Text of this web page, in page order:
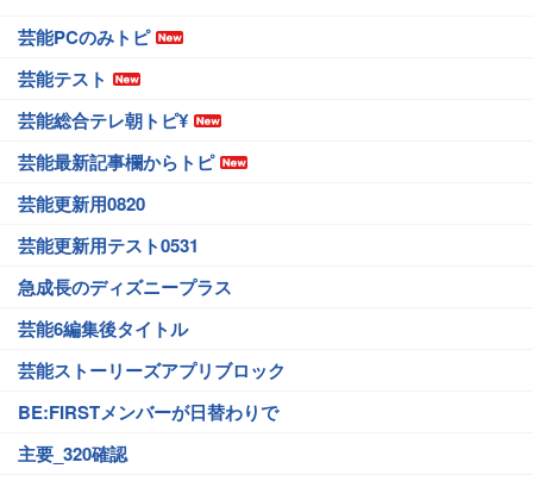
芸能PCのみトピ
芸能テスト
芸能総合テレ朝トピ¥
芸能最新記事欄からトピ
芸能更新用0820
芸能更新用テスト0531
急成長のディズニープラス
芸能6編集後タイトル
芸能ストーリーズアプリブロック
BE:FIRSTメンバーが日替わりで
主要_320確認